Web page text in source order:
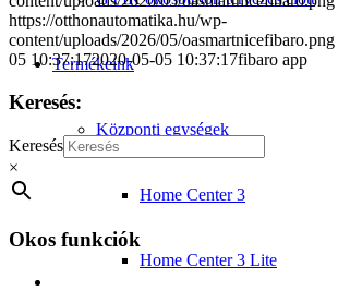
Termékeink
Központi egységek
Home Center 3
Home Center 3 Lite
https://otthonautomatika.hu/wp-
content/uploads/2026/05/oasmartnicefibaro.png
05 10:37:172020-05-05 10:37:17fibaro app
Keresés:
Keresés
×
Okos funkciók